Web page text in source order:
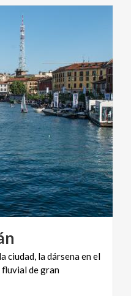
ciudad, la dársena en el
de gran